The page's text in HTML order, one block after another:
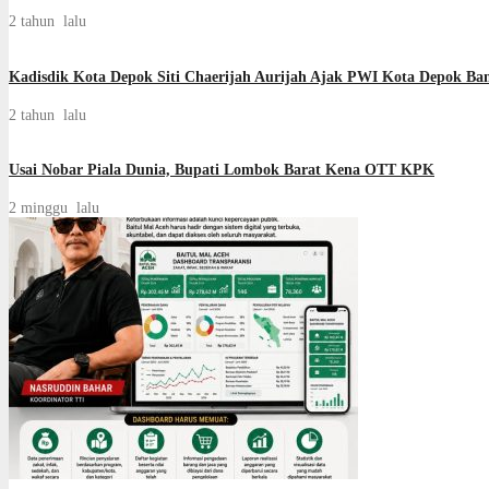
2 tahun lalu
Kadisdik Kota Depok Siti Chaerijah Aurijah Ajak PWI Kota Depok
2 tahun lalu
Usai Nobar Piala Dunia, Bupati Lombok Barat Kena OTT KPK
2 minggu lalu